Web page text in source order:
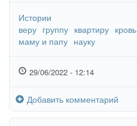
Истории
веру группу квартиру кровь
маму и папу науку
29/06/2022 - 12:14
Добавить комментарий